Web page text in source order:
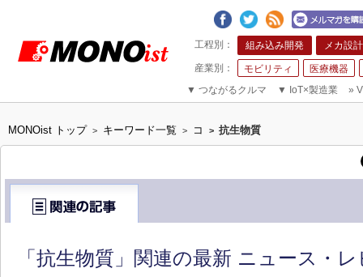
組み込み開発 メカ設計
モビリティ
医療機器
▼ つながるクルマ ▼ IoT×製造業 »
MONOist トップ > キーワード一覧 > コ > 抗生物質
「抗生物質」関連の最新 ニュース・